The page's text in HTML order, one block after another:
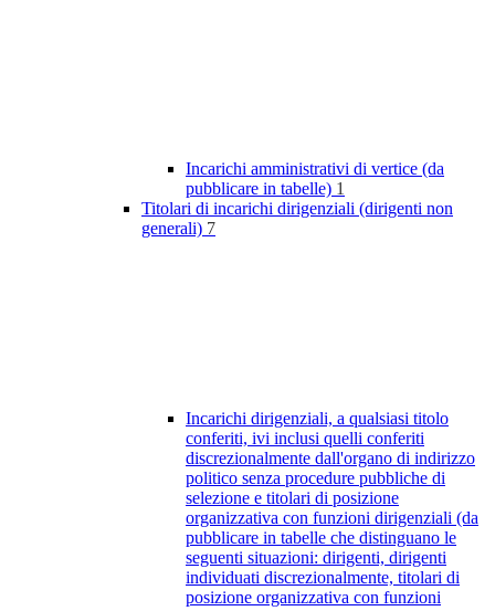
Incarichi amministrativi di vertice (da
pubblicare in tabelle) 1
Titolari di incarichi dirigenziali (dirigenti non
generali) 7
Incarichi dirigenziali, a qualsiasi titolo
conferiti, ivi inclusi quelli conferiti
discrezionalmente dall'organo di indirizzo
politico senza procedure pubbliche di
selezione e titolari di posizione
organizzativa con funzioni dirigenziali (da
pubblicare in tabelle che distinguano le
seguenti situazioni: dirigenti, dirigenti
individuati discrezionalmente, titolari di
posizione organizzativa con funzioni